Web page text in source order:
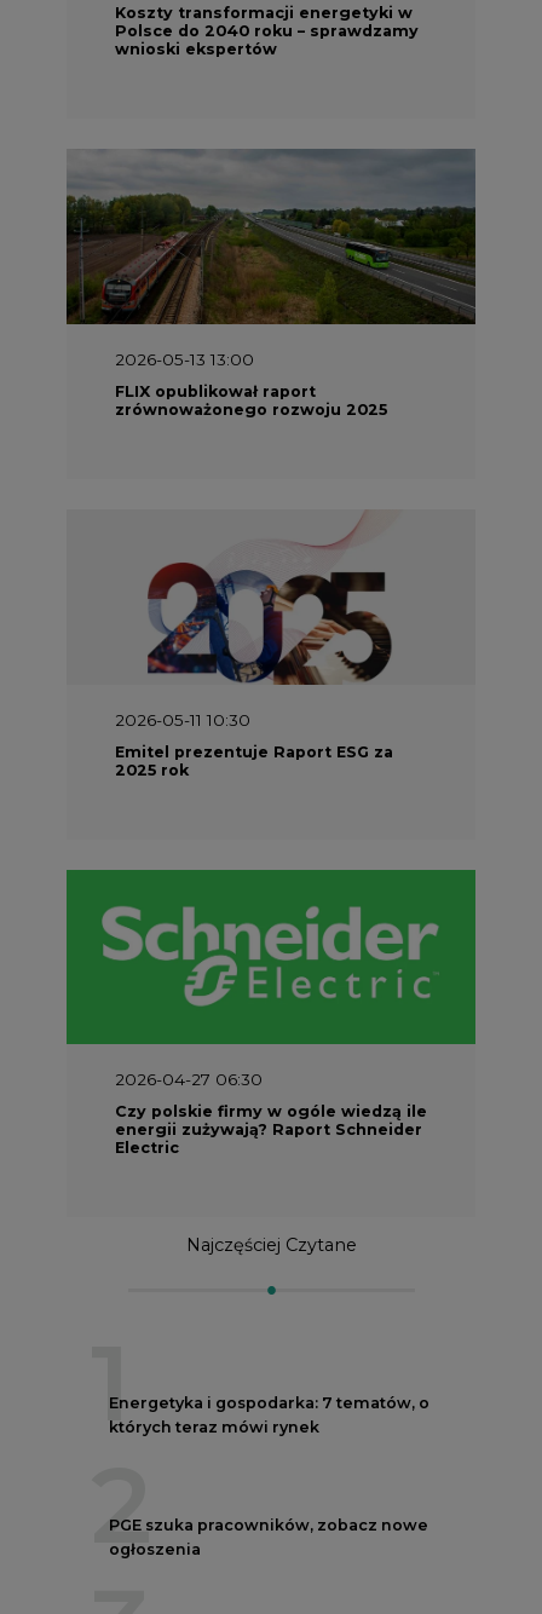
Koszty transformacji energetyki w
Polsce do 2040 roku – sprawdzamy
wnioski ekspertów
2026-05-13 13:00
FLIX opublikował raport
zrównoważonego rozwoju 2025
2026-05-11 10:30
Emitel prezentuje Raport ESG za
2025 rok
2026-04-27 06:30
Czy polskie firmy w ogóle wiedzą ile
energii zużywają? Raport Schneider
Electric
Najczęściej Czytane
1
Energetyka i gospodarka: 7 tematów, o
których teraz mówi rynek
2
PGE szuka pracowników, zobacz nowe
ogłoszenia